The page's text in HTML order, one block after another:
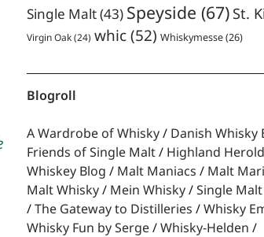
Single Malt(43) Speyside (67) St.
Virgin Oak(24) whic(52) Whiskymesse(26)
Blogroll
A Wardrobe of Whisky
Danish Whisky
Friends of Single Malt
Highland Herold
Whiskey Blog
Malt Maniacs
Malt
Malt Whisky
Mein Whisky
Single
The Gateway to Distilleries
Whisky
Whisky Fun by Serge
Whisky-Helden